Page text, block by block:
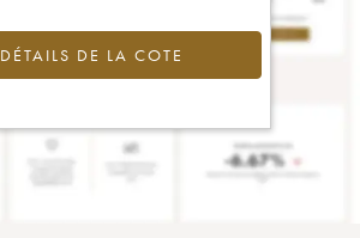
DÉTAILS DE LA COTE